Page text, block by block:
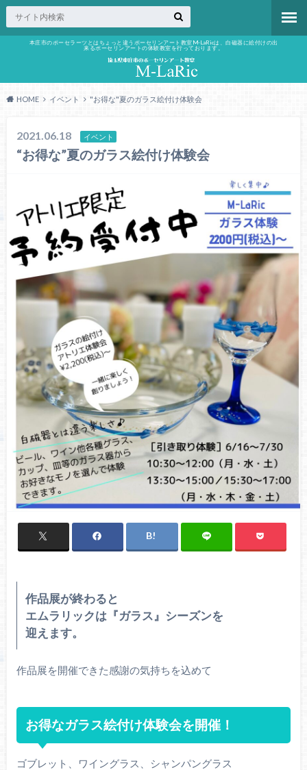
本庄市のポーセラーツとはちょっと違うポーセリンアート教室M-LaRicは、白磁器に絵付けの出
来るポーセリンアートの体験教室を行っております。
HOME イベント "お得な"夏のガラス絵付け体験会
2021.06.18 イベント
“お得な”夏のガラス絵付け体験会
作品展が終わると
エムラリックは『ガラス』シーズンを
迎えます。
作品展を開催できた感謝の気持ちを込めて
お得なガラス絵付け体験会を開催！
ゴブレット、ワイングラス、シャンパングラス